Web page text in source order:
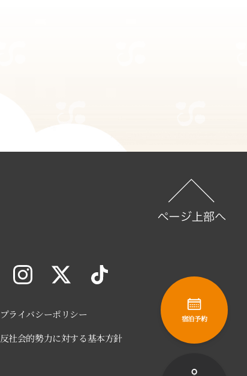
プライバシーポリシー
反社会的勢力に対する基本方針
宿泊予約